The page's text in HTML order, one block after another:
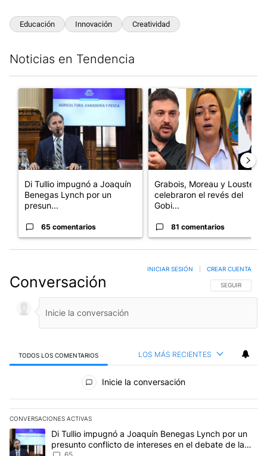
Educación Innovación Creatividad
Noticias en Tendencia
Un artículo de tendencia con el título "Di Tullio impugnó a
Di Tullio impugnó a Joaquín
Benegas Lynch por un
presun...
65 comentarios
Un artículo de tendencia con
Grabois, Moreau y Lousteau
celebraron el revés del
Gobi...
81 comentarios
Conversación SIGA ESTA
SEGUIR
INICIAR SESIÓN CREAR CUENTA
TODOS LOS COMENTARIOS LOS MÁS RECIENTES
Todos los comentarios
Inicie la conversación
CONVERSACIONES ACTIVAS
Este listado muestra los artículos con más comentarios en los
Un artículo de tendencia con el título "Di Tullio impugnó a
Di Tullio impugnó a Joaquín Benegas Lynch por un
presunto conflicto de intereses en el debate de la